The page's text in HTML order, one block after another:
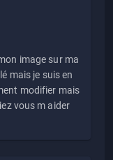
image sur ma
mais je suis en
modifier mais
vous m aider